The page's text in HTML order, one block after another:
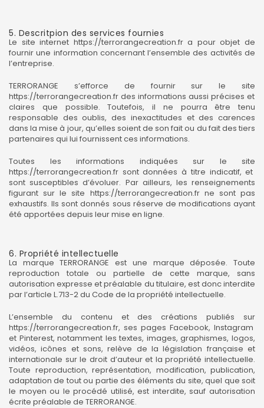
5. Descritpion des services fournies
Le site internet https://terrorangecreation.fra pour objet de
fournir une information concernant l’ensemble des activités de
l’entreprise.
TERRORANGE s’efforce de fournir sur le site
https://terrorangecreation.fr des informations aussi précises et
claires que possible. Toutefois, il ne pourra être tenu
responsable des oublis, des inexactitudes et des carences
dans la mise à jour, qu’elles soient de son fait ou du fait des tiers
partenaires qui lui fournissent ces informations.
Toutes les informations indiquées sur le site
https://terrorangecreation.fr sont données à titre indicatif, et
sont susceptibles d’évoluer. Par ailleurs, les renseignements
figurant sur le site https://terrorangecreation.frne sont pas
exhaustifs. Ils sont donnés sous réserve de modifications ayant
été apportées depuis leur mise en ligne.
6. Propriété intellectuelle
La marque TERRORANGE est une marque déposée. Toute
reproduction totale ou partielle de cette marque, sans
autorisation expresse et préalable du titulaire, est donc interdite
par l’article L.713-2 du Code de la propriété intellectuelle.
L’ensemble du contenu et des créations publiés sur
https://terrorangecreation.fr, ses pages Facebook, Instagram
et Pinterest, notamment les textes, images, graphismes, logos,
vidéos, icônes et sons, relève de la législation française et
internationale sur le droit d’auteur et la propriété intellectuelle.
Toute reproduction, représentation, modification, publication,
adaptation de tout ou partie des éléments du site, quel que soit
le moyen ou le procédé utilisé, est interdite, sauf autorisation
écrite préalable de TERRORANGE.